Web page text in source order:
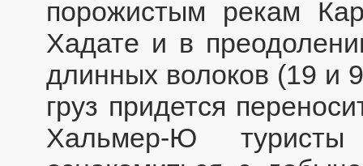
порожистым рекам
Хадате и в
длинных волоков (19 и
груз придется
Хальмер-Ю